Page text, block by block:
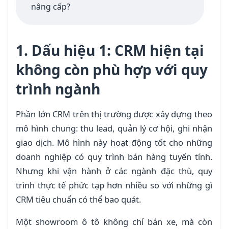
nâng cấp?
1. Dấu hiệu 1: CRM hiện tại
không còn phù hợp với quy
trình ngành
Phần lớn CRM trên thị trường được xây dựng theo
mô hình chung: thu lead, quản lý cơ hội, ghi nhận
giao dịch. Mô hình này hoạt động tốt cho những
doanh nghiệp có quy trình bán hàng tuyến tính.
Nhưng khi vận hành ở các ngành đặc thù, quy
trình thực tế phức tạp hơn nhiều so với những gì
CRM tiêu chuẩn có thể bao quát.
Một showroom ô tô không chỉ bán xe, mà còn